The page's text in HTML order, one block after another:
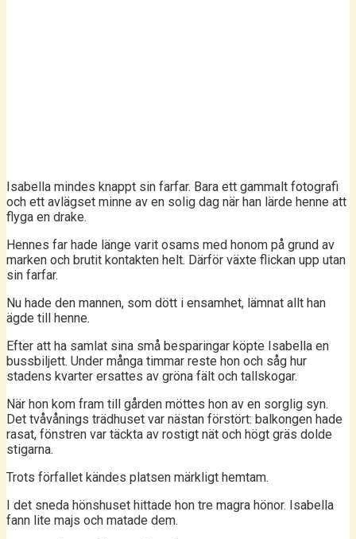
Isabella mindes knappt sin farfar. Bara ett gammalt fotografi
och ett avlägset minne av en solig dag när han lärde henne att
flyga en drake.
Hennes far hade länge varit osams med honom på grund av
marken och brutit kontakten helt. Därför växte flickan upp utan
sin farfar.
Nu hade den mannen, som dött i ensamhet, lämnat allt han
ägde till henne.
Efter att ha samlat sina små besparingar köpte Isabella en
bussbiljett. Under många timmar reste hon och såg hur
stadens kvarter ersattes av gröna fält och tallskogar.
När hon kom fram till gården möttes hon av en sorglig syn.
Det tvåvånings trädhuset var nästan förstört: balkongen hade
rasat, fönstren var täckta av rostigt nät och högt gräs dolde
stigarna.
Trots förfallet kändes platsen märkligt hemtam.
I det sneda hönshuset hittade hon tre magra hönor. Isabella
fann lite majs och matade dem.